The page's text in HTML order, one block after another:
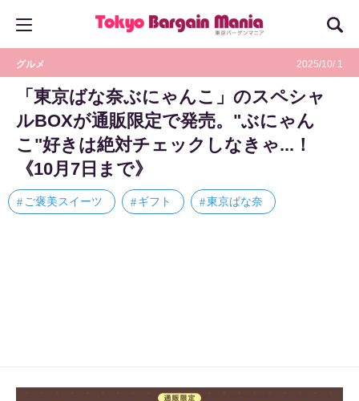
グルメ 2025/10/ 1
「東京ばな奈ぶにゃんこ」のスペシャ
ルBOXが通販限定で発売。"ぶにゃん
こ"好きは絶対チェックしなきゃ...！
《10月7日まで》
ご褒美スイーツ ギフト 東京ばな奈